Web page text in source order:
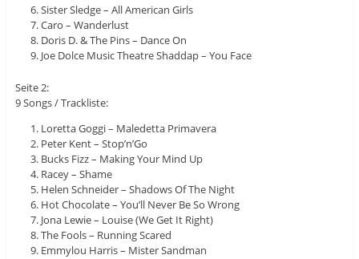
Sister Sledge – All American Girls
Caro – Wanderlust
Doris D. & The Pins – Dance On
Joe Dolce Music Theatre Shaddap – You Face
Seite 2:
9 Songs / Trackliste:
Loretta Goggi – Maledetta Primavera
Peter Kent – Stop’n’Go
Bucks Fizz – Making Your Mind Up
Racey – Shame
Helen Schneider – Shadows Of The Night
Hot Chocolate – You’ll Never Be So Wrong
Jona Lewie – Louise (We Get It Right)
The Fools – Running Scared
Emmylou Harris – Mister Sandman